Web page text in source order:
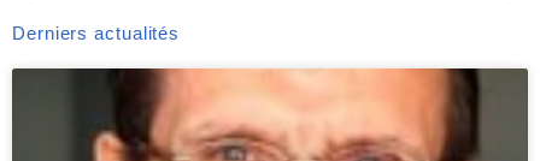
Derniers actualités